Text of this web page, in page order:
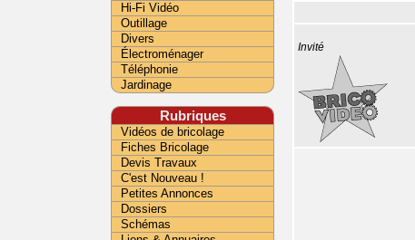
Invité
Hi-Fi Vidéo
Outillage
Divers
Électroménager
Téléphonie
Jardinage
Rubriques
Vidéos de bricolage
Fiches Bricolage
Devis Travaux
C'est Nouveau !
Petites Annonces
Dossiers
Schémas